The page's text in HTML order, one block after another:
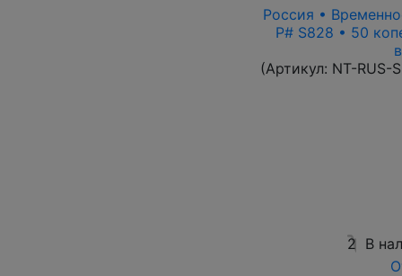
Россия •
P# S828 • 50
(Артикул: NT-RUS-
2 В